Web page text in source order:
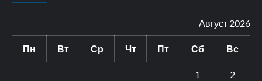
Август 2026
Пн Вт Ср Чт Пт Сб Вс
1 2